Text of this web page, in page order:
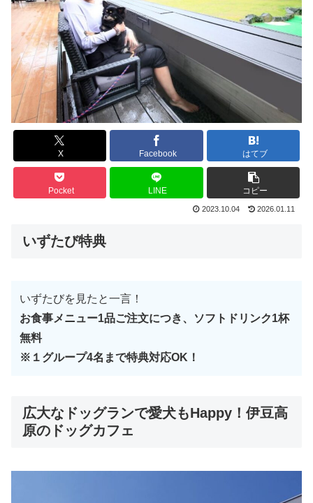
X Facebook はてブ
Pocket LINE コピー
2023.10.04 2026.01.11
いずたび特典
いずたびを見たと一言！
お食事メニュー1品ご注文につき、ソフトドリンク1杯
無料
※１グループ4名まで特典対応OK！
広大なドッグランで愛犬もHappy！伊豆高
原のドッグカフェ